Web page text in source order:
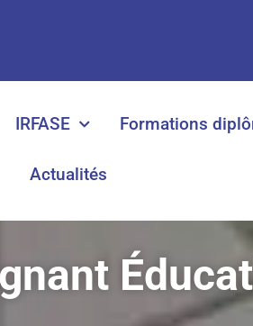
IRFASE Formations
Actualités